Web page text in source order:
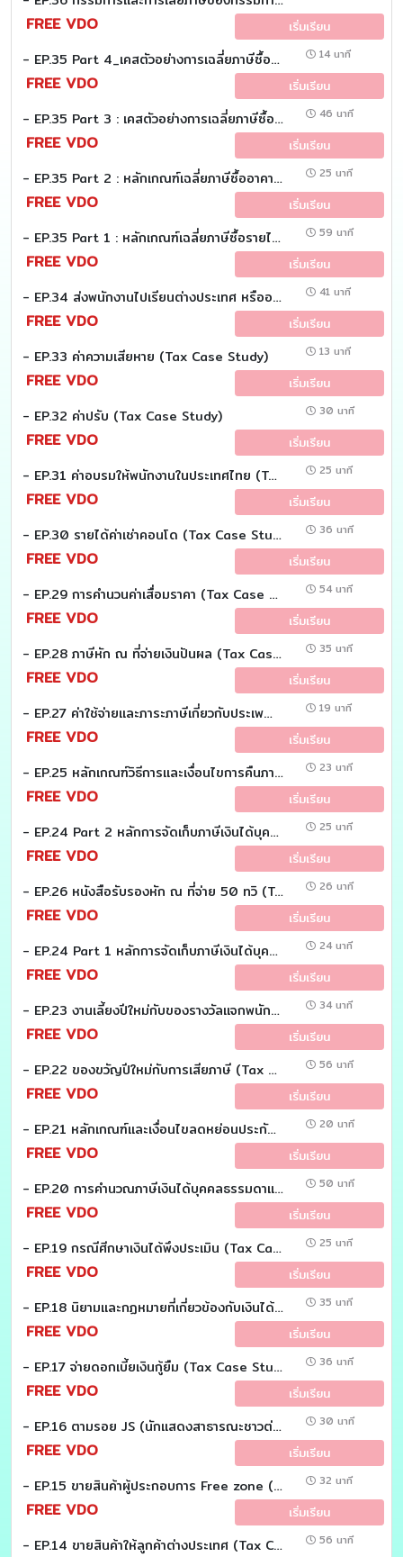
FREE VDO เริ่มเรียน
- EP.35 Part 4_เคสตัวอย่างการเฉลี่ยภาษีซื้อ (อาคาร) (Tax case study) 14 นาที
FREE VDO เริ่มเรียน
- EP.35 Part 3 : เคสตัวอย่างการเฉลี่ยภาษีซื้อ รายได้ (Tax Case study) 46 นาที
FREE VDO เริ่มเรียน
- EP.35 Part 2 : หลักเกณฑ์เฉลี่ยภาษีซื้ออาคาร (Tax Case study) 25 นาที
FREE VDO เริ่มเรียน
- EP.35 Part 1 : หลักเกณฑ์เฉลี่ยภาษีซื้อรายได้ (Tax Case study) 59 นาที
FREE VDO เริ่มเรียน
- EP.34 ส่งพนักงานไปเรียนต่างประเทศ หรืออบรมกับบริษัทต่างประเทศ (Tax Case Study) 41 นาที
FREE VDO เริ่มเรียน
- EP.33 ค่าความเสียหาย (Tax Case Study) 13 นาที
FREE VDO เริ่มเรียน
- EP.32 ค่าปรับ (Tax Case Study) 30 นาที
FREE VDO เริ่มเรียน
- EP.31 ค่าอบรมให้พนักงานในประเทศไทย (Tax Case Study) 25 นาที
FREE VDO เริ่มเรียน
- EP.30 รายได้ค่าเช่าคอนโด (Tax Case Study) 36 นาที
FREE VDO เริ่มเรียน
- EP.29 การคำนวนค่าเสื่อมราคา (Tax Case Study) 54 นาที
FREE VDO เริ่มเรียน
- EP.28 ภาษีหัก ณ ที่จ่ายเงินปันผล (Tax Case Study) 35 นาที
FREE VDO เริ่มเรียน
- EP.27 ค่าใช้จ่ายเเละภาระภาษีเกี่ยวกับประเพณีสงกรานต์ (Tax Case study) 19 นาที
FREE VDO เริ่มเรียน
- EP.25 หลักเกณฑ์วิธีการและเงื่อนไขการคืนภาษี (Tax Case study) 23 นาที
FREE VDO เริ่มเรียน
- EP.24 Part 2 หลักการจัดเก็บภาษีเงินได้บุคคลธรรมดา มาตรา 41 (Tax Case study) 25 นาที
FREE VDO เริ่มเรียน
- EP.26 หนังสือรับรองหัก ณ ที่จ่าย 50 ทวิ (Tax Case study) 26 นาที
FREE VDO เริ่มเรียน
- EP.24 Part 1 หลักการจัดเก็บภาษีเงินได้บุคคลธรรมดา มาตรา 41 (Tax Case study) 24 นาที
FREE VDO เริ่มเรียน
- EP.23 งานเลี้ยงปีใหม่กับของรางวัลแจกพนักงาน (Tax Case Study) 34 นาที
FREE VDO เริ่มเรียน
- EP.22 ของขวัญปีใหม่กับการเสียภาษี (Tax Case Study) 56 นาที
FREE VDO เริ่มเรียน
- EP.21 หลักเกณฑ์เเละเงื่อนไขลดหย่อนประกันชีวิต ประกันสุขภาพเเละประกันบำนาญ (Tax Case Study) 20 นาที
FREE VDO เริ่มเรียน
- EP.20 การคำนวณภาษีเงินได้บุคคลธรรมดาเเยกตามประเภทเงินได้พึงประเมิน (Tax Case Study) 50 นาที
FREE VDO เริ่มเรียน
- EP.19 กรณีศีกษาเงินได้พึงประเมิน (Tax Case study) 25 นาที
FREE VDO เริ่มเรียน
- EP.18 นิยามเเละกฏหมายที่เกี่ยวข้องกับเงินได้พึงประเมิน (Tax Case Study) 35 นาที
FREE VDO เริ่มเรียน
- EP.17 จ่ายดอกเบี้ยเงินกู้ยืม (Tax Case Study) 36 นาที
FREE VDO เริ่มเรียน
- EP.16 ตามรอย JS (นักแสดงสาธารณะชาวต่างชาติ) เพื่อศึกษาภาษีที่เกี่ยวข้อง (Tax Case Study) 30 นาที
FREE VDO เริ่มเรียน
- EP.15 ขายสินค้าผู้ประกอบการ Free zone (Tax Case Study) 32 นาที
FREE VDO เริ่มเรียน
- EP.14 ขายสินค้าให้ลูกค้าต่างประเทศ (Tax Case Study) 56 นาที